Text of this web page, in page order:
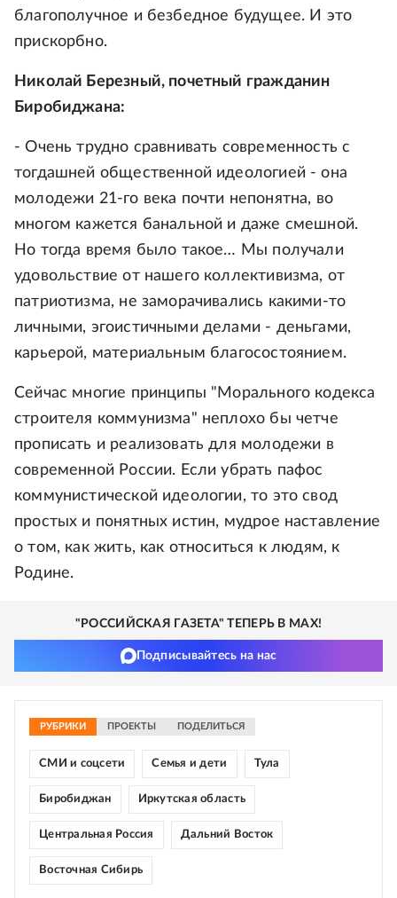
благополучное и безбедное будущее. И это
прискорбно.
Николай Березный, почетный гражданин
Биробиджана:
- Очень трудно сравнивать современность с
тогдашней общественной идеологией - она
молодежи 21-го века почти непонятна, во
многом кажется банальной и даже смешной.
Но тогда время было такое… Мы получали
удовольствие от нашего коллективизма, от
патриотизма, не заморачивались какими-то
личными, эгоистичными делами - деньгами,
карьерой, материальным благосостоянием.
Сейчас многие принципы "Морального кодекса
строителя коммунизма" неплохо бы четче
прописать и реализовать для молодежи в
современной России. Если убрать пафос
коммунистической идеологии, то это свод
простых и понятных истин, мудрое наставление
о том, как жить, как относиться к людям, к
Родине.
"РОССИЙСКАЯ ГАЗЕТА" ТЕПЕРЬ В MAX!
Подписывайтесь на нас
РУБРИКИ ПРОЕКТЫ ПОДЕЛИТЬСЯ
СМИ и соцсети Семья и дети Тула
Биробиджан Иркутская область
Центральная Россия Дальний Восток
Восточная Сибирь